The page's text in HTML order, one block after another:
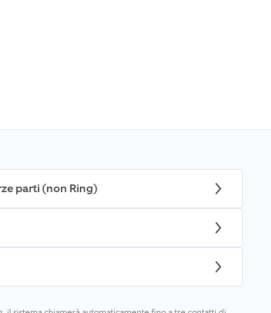
parti (non Ring)